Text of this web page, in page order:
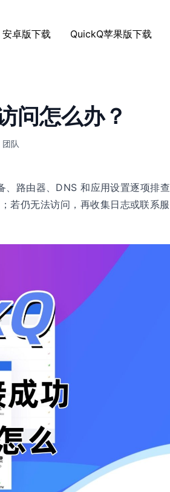
卓版下载 QuickQ苹果版下载
问怎么办？
队
路由器、DNS 和应用设置逐项排
若仍无法访问，再收集日志或联系